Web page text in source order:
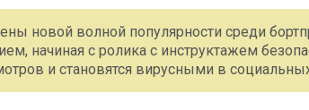
новой волной популярности среди
начиная с ролика с инструктажем
и становятся вирусными в